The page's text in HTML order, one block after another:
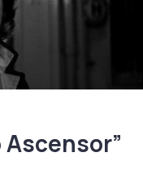
Ascensor”